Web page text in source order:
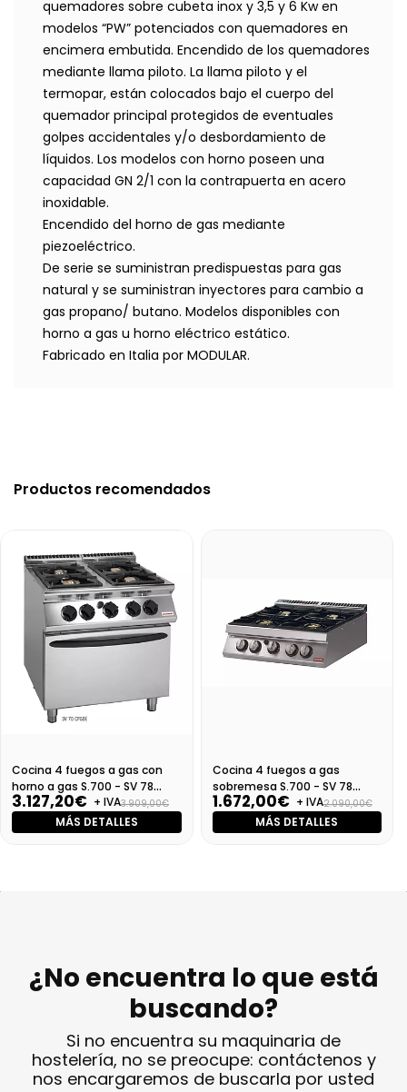
quemadores sobre cubeta inox y 3,5 y 6 Kw en
modelos “PW” potenciados con quemadores en
encimera embutida. Encendido de los quemadores
mediante llama piloto. La llama piloto y el
termopar, están colocados bajo el cuerpo del
quemador principal protegidos de eventuales
golpes accidentales y/o desbordamiento de
líquidos. Los modelos con horno poseen una
capacidad GN 2/1 con la contrapuerta en acero
inoxidable.
Encendido del horno de gas mediante
piezoeléctrico.
De serie se suministran predispuestas para gas
natural y se suministran inyectores para cambio a
gas propano/ butano. Modelos disponibles con
horno a gas u horno eléctrico estático.
Fabricado en Italia por MODULAR.
Productos recomendados
Cocina 4 fuegos a gas con
horno a gas S.700 - SV 78
CFGBI
3.127,20€ + IVA3.909,00€
MÁS DETALLES
Cocina 4 fuegos a gas
sobremesa S.700 - SV 78
PCBI-T
1.672,00€ + IVA2.090,00€
MÁS DETALLES
¿No encuentra lo que está
buscando?
Si no encuentra su maquinaria de
hostelería, no se preocupe: contáctenos y
nos encargaremos de buscarla por usted